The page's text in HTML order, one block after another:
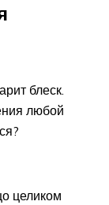
блеск.
любой
целиком